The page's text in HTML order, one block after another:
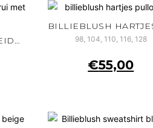
BILLIEBLUSH GEBREIDE TRUI MET PAILLETTEN 98, 104, 110, 116, 128
€55,00